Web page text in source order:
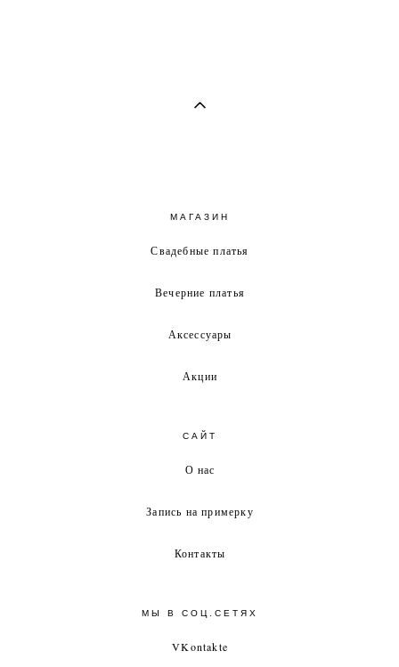
МАГАЗИН
Свадебные платья
Вечерние платья
Аксессуары
Акции
САЙТ
О нас
Запись на примерку
Контакты
МЫ В СОЦ.СЕТЯХ
VKontakte